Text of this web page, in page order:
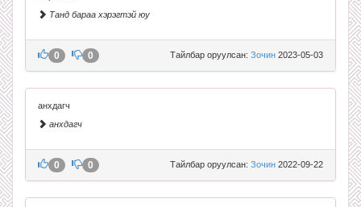
Танд бараа хэрэгтэй юу
Тайлбар оруулсан: Зочин 2023-05-03
0 0
анхдагч
анхдагч
Тайлбар оруулсан: Зочин 2022-09-22
0 0